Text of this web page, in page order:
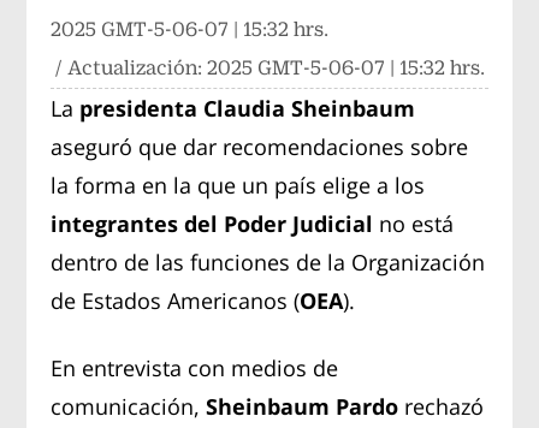
2025 GMT-5-06-07 | 15:32 hrs.
/ Actualización:2025 GMT-5-06-07 | 15:32 hrs.
La presidenta Claudia Sheinbaum
aseguró que dar recomendaciones sobre
la forma en la que un país elige a los
integrantes del Poder Judicial no está
dentro de las funciones de la Organización
de Estados Americanos (OEA).
En entrevista con medios de
comunicación, Sheinbaum Pardo rechazó